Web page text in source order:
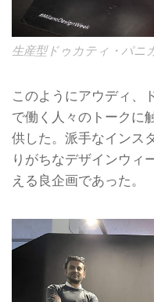
生産型ドゥカティ・パニ
このようにアウディ、
で働く人々のトークに
供した。派手なインス
りがちなデザインウィ
える良企画であった。